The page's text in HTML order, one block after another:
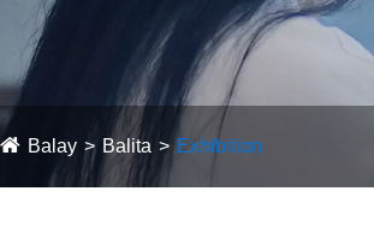
Balay Balita Exhibition